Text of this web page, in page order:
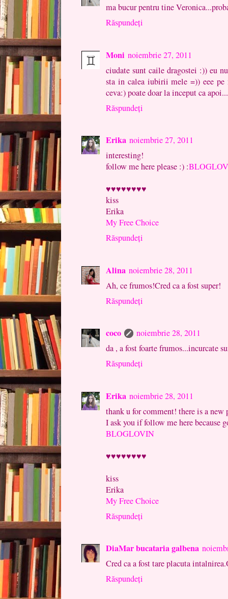
ma bucur pentru tine
Răspundeți
Moni noiembrie 27, 2011
ciudate sunt caile dragostei :)) eu
sta in calea iubirii mele =)) eee
ceva:) poate doar la inceput ca apoi...
Răspundeți
Erika noiembrie 27, 2011
interesting!
follow me here please :) :
♥♥♥♥♥♥♥♥
kiss
Erika
My Free Choice
Răspundeți
Alina noiembrie 28, 2011
Ah, ce frumos!Cred ca a fost super!
Răspundeți
coco
noiembrie 28, 2011
da , a fost foarte frumos...incurcate
Răspundeți
Erika noiembrie 28, 2011
thank u for comment! there is a new
I ask you if follow me here because
BLOGLOVIN
♥♥♥♥♥♥♥♥
kiss
Erika
My Free Choice
Răspundeți
DiaMar bucataria galbena
Cred ca a fost tare placuta
Răspundeți